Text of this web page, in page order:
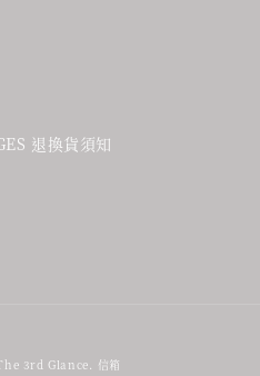
退換貨須知
3rd Glance. 信箱